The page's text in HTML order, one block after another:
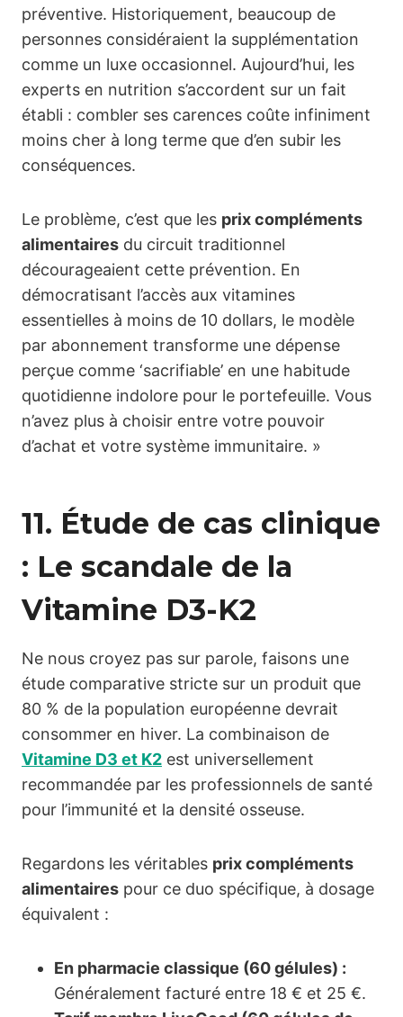
préventive. Historiquement, beaucoup de
personnes considéraient la supplémentation
comme un luxe occasionnel. Aujourd’hui, les
experts en nutrition s’accordent sur un fait
établi : combler ses carences coûte infiniment
moins cher à long terme que d’en subir les
conséquences.
Le problème, c’est que les prix compléments
alimentaires du circuit traditionnel
décourageaient cette prévention. En
démocratisant l’accès aux vitamines
essentielles à moins de 10 dollars, le modèle
par abonnement transforme une dépense
perçue comme ‘sacrifiable’ en une habitude
quotidienne indolore pour le portefeuille. Vous
n’avez plus à choisir entre votre pouvoir
d’achat et votre système immunitaire. »
11. Étude de cas clinique
: Le scandale de la
Vitamine D3-K2
Ne nous croyez pas sur parole, faisons une
étude comparative stricte sur un produit que
80 % de la population européenne devrait
consommer en hiver. La combinaison de
Vitamine D3 et K2 est universellement
recommandée par les professionnels de santé
pour l’immunité et la densité osseuse.
Regardons les véritables prix compléments
alimentaires pour ce duo spécifique, à dosage
équivalent :
En pharmacie classique (60 gélules) :
Généralement facturé entre 18 € et 25 €.